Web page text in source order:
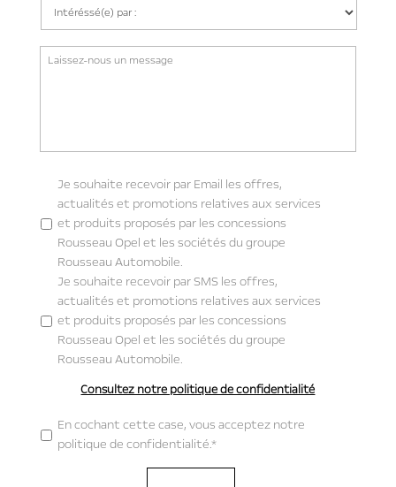
*
Je souhaite recevoir par Email les offres,
actualités et promotions relatives aux services
et produits proposés par les concessions
Rousseau Opel et les sociétés du groupe
Rousseau Automobile.
Je souhaite recevoir par SMS les offres,
actualités et promotions relatives aux services
et produits proposés par les concessions
Rousseau Opel et les sociétés du groupe
Rousseau Automobile.
Consultez notre politique de confidentialité
En cochant cette case, vous acceptez notre
politique de confidentialité.*